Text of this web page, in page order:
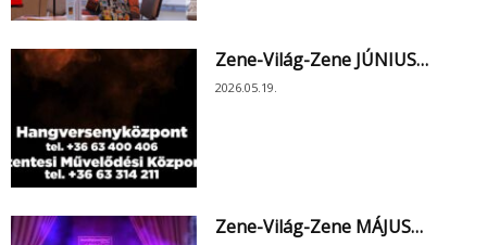
Zene-Világ-Zene JÚNIUS…
2026.05.19.
Zene-Világ-Zene MÁJUS…